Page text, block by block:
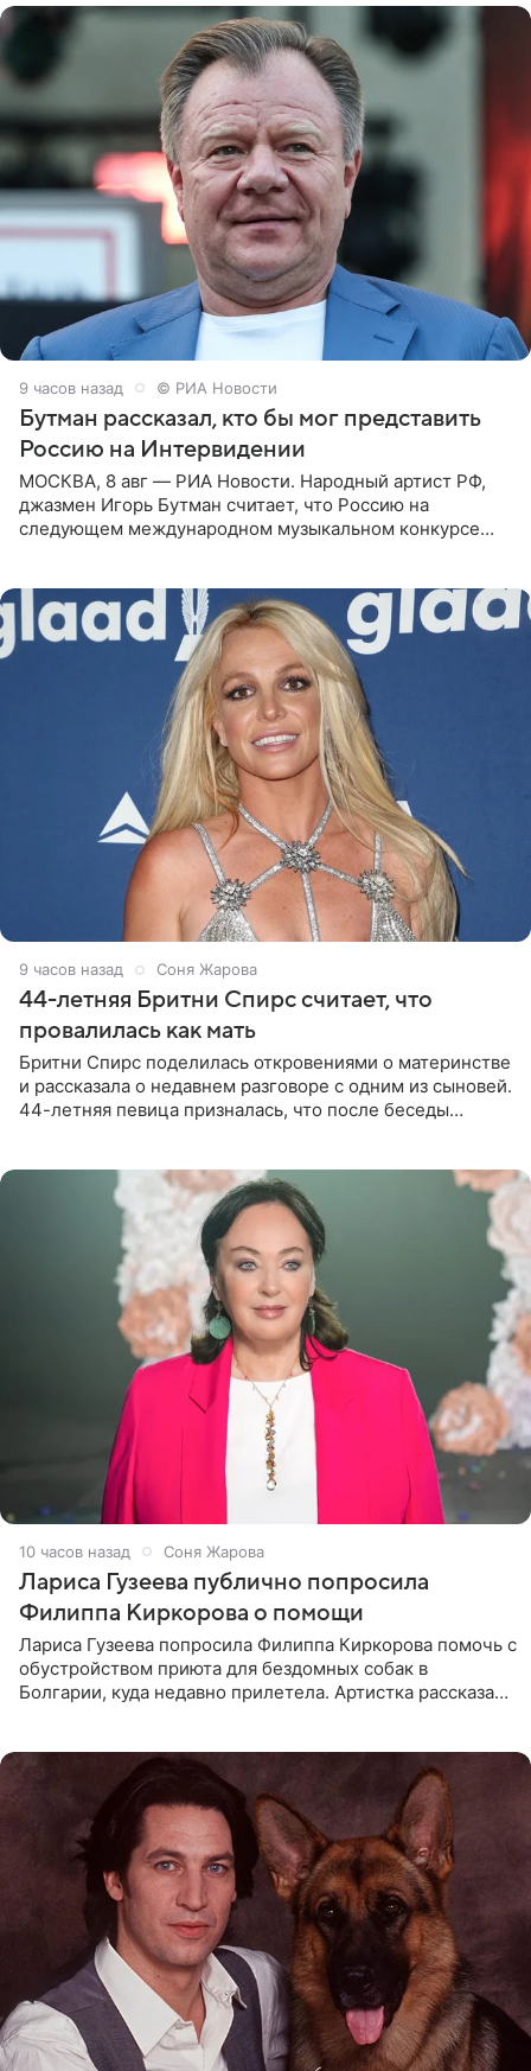
9 часов назад © РИА Новости
Бутман рассказал, кто бы мог представить
Россию на Интервидении
МОСКВА, 8 авг — РИА Новости. Народный артист РФ,
джазмен Игорь Бутман считает, что Россию на
следующем международном музыкальном конкурсе
9 часов назад Соня Жарова
44-летняя Бритни Спирс считает, что
провалилась как мать
Бритни Спирс поделилась откровениями о материнстве
и рассказала о недавнем разговоре с одним из сыновей.
44-летняя певица призналась, что после беседы
10 часов назад Соня Жарова
Лариса Гузеева публично попросила
Филиппа Киркорова о помощи
Лариса Гузеева попросила Филиппа Киркорова помочь с
обустройством приюта для бездомных собак в
Болгарии, куда недавно прилетела. Артистка рассказала